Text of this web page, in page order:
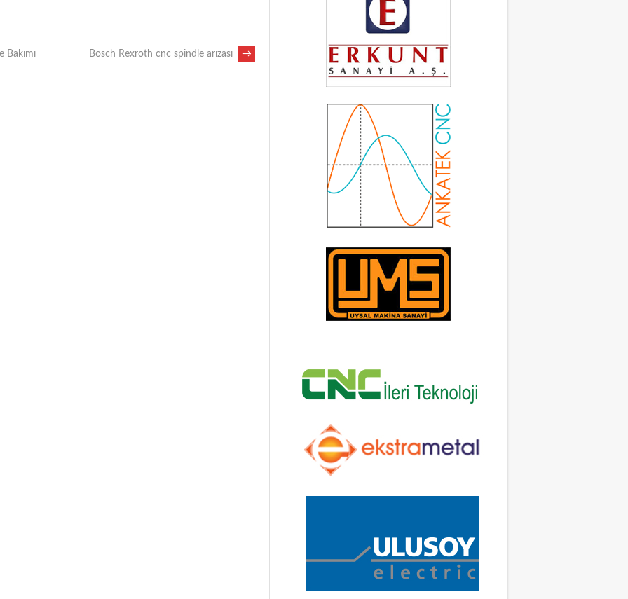
Bakımı Bosch Rexroth cnc spindle arızası →